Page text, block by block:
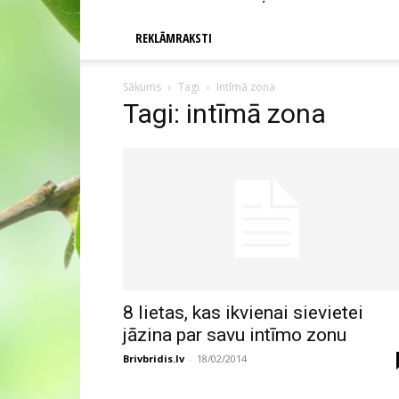
REKLĀMRAKSTI
Sākums Tagi Intīmā zona
Tagi: intīmā zona
8 lietas, kas ikvienai sievietei
jāzina par savu intīmo zonu
Brivbridis.lv - 18/02/2014